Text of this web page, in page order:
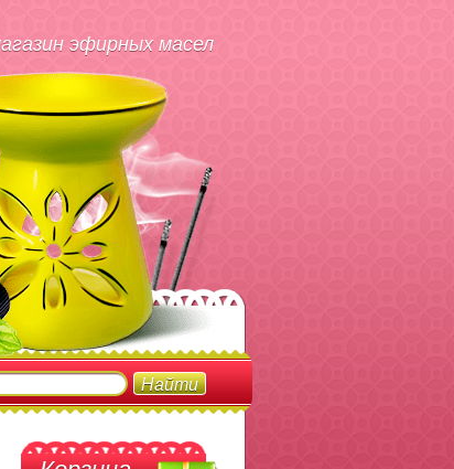
эфирных масел